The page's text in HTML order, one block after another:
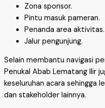
Zona sponsor.
Pintu masuk pameran.
Penanda area aktivitas.
Jalur pengunjung.
Selain membantu navigasi
Penukal Abab Lematang Ilir
keseluruhan acara sehingga
dan stakeholder lainnya.